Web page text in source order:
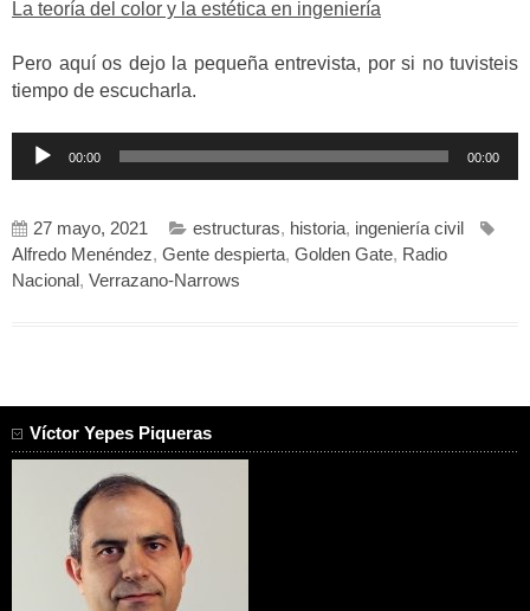
La teoría del color y la estética en ingeniería
Pero aquí os dejo la pequeña entrevista, por si no tuvisteis
tiempo de escucharla.
Reproductor
00:00 00:00
27 mayo, 2021 estructuras, historia, ingeniería civil
Alfredo Menéndez, Gente despierta, Golden Gate, Radio
Nacional , Verrazano-Narrows
Víctor Yepes Piqueras